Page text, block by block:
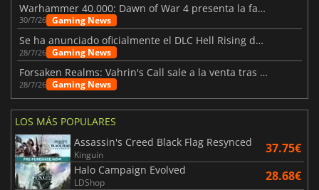
Warhammer 40.000: Dawn of War 4 presenta la facción de los Necrones
30/7/26 Gaming News
Se ha anunciado oficialmente el DLC Hell Rising de Nioh 3
28/7/26 Gaming News
Forsaken Realms: Vahrin's Call sale a la venta tras una década
28/7/26 Gaming News
LOS MÁS POPULARES
Assassin's Creed Black Flag Resynced
Kinguin 37.75€
Halo Campaign Evolved
LDShop 28.68€